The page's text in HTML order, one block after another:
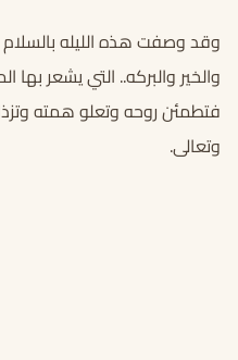
وقد وصفت هذه الليله بالسلام
والخير والبركه.. التي يشعر
فتطمئن روحه وتعلو همته
وتعالى.